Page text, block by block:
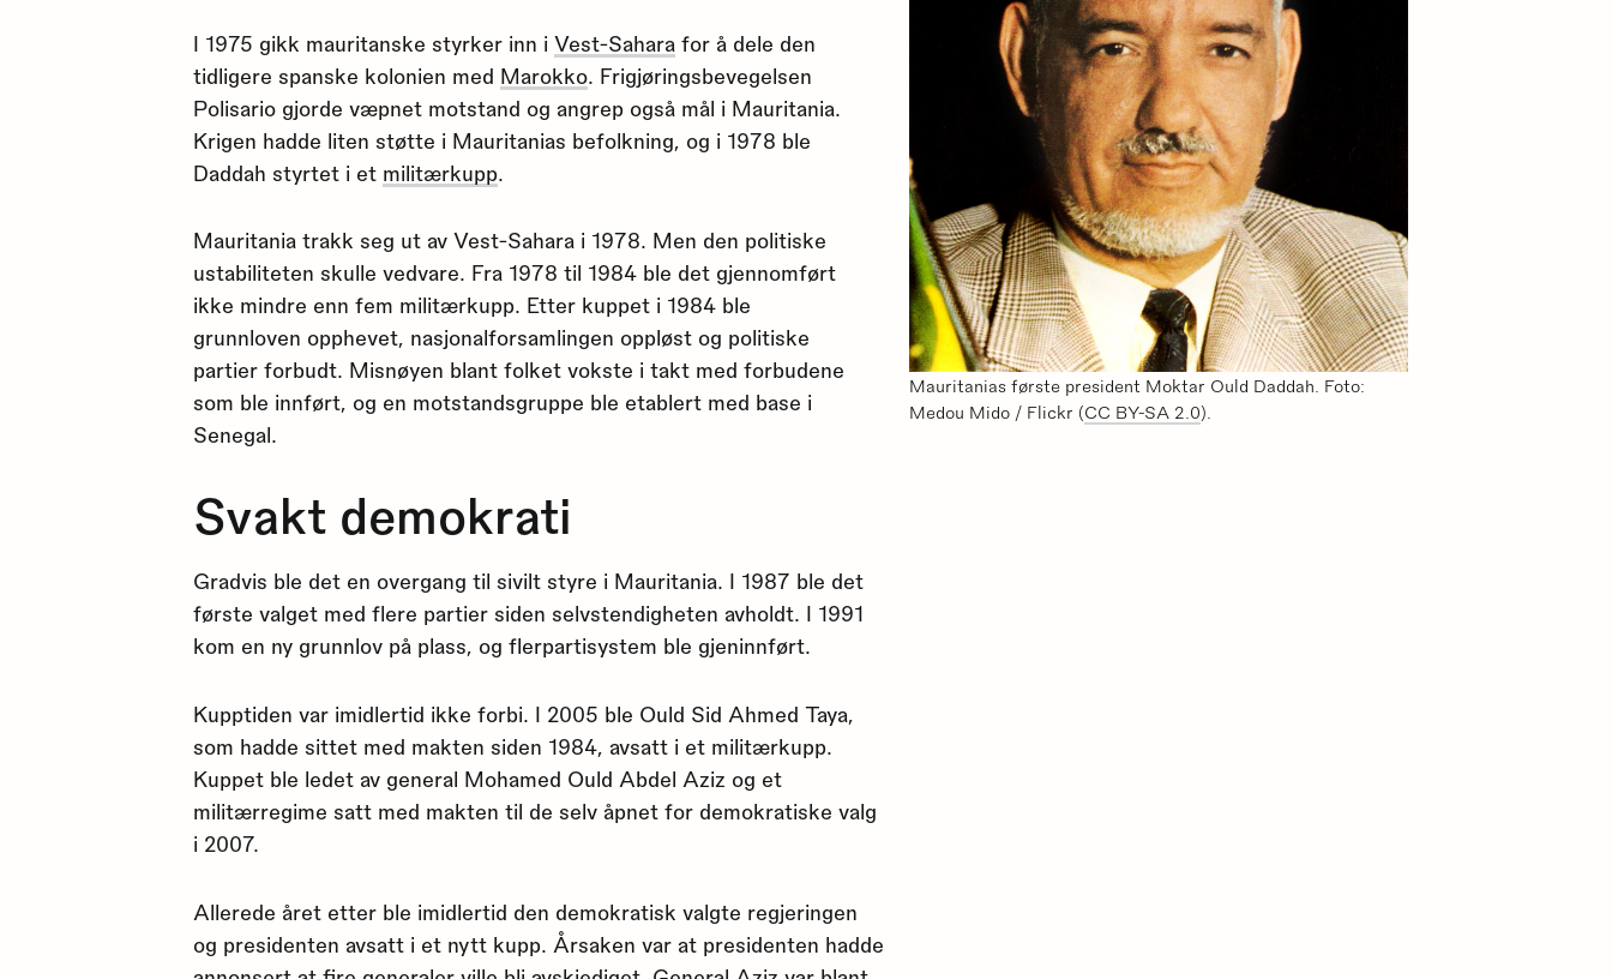
Mauritanias første president Moktar Ould Daddah. Foto:
Medou Mido / Flickr (CC BY-SA 2.0).
I 1975 gikk mauritanske styrker inn iVest-Sahara for å dele den
tidligere spanske kolonien med Marokko . Frigjøringsbevegelsen
Polisario gjorde væpnet motstand og angrep også mål i Mauritania.
Krigen hadde liten støtte i Mauritanias befolkning, og i 1978 ble
Daddah styrtet i et militærkupp
Mauritania trakk seg ut av Vest-Sahara i 1978. Men den politiske
ustabiliteten skulle vedvare. Fra 1978 til 1984 ble det gjennomført
ikke mindre enn fem militærkupp. Etter kuppet i 1984 ble
grunnloven opphevet, nasjonalforsamlingen oppløst og politiske
partier forbudt. Misnøyen blant folket vokste i takt med forbudene
som ble innført, og en motstandsgruppe ble etablert med base i
Senegal.
Svakt demokrati
Gradvis ble det en overgang til sivilt styre i Mauritania. I 1987 ble det
første valget med flere partier siden selvstendigheten avholdt. I 1991
kom en ny grunnlov på plass, og flerpartisystem ble gjeninnført.
Kupptiden var imidlertid ikke forbi. I 2005 ble Ould Sid Ahmed Taya,
som hadde sittet med makten siden 1984, avsatt i et militærkupp.
Kuppet ble ledet av general Mohamed Ould Abdel Aziz og et
militærregime satt med makten til de selv åpnet for demokratiske valg
i 2007.
Allerede året etter ble imidlertid den demokratisk valgte regjeringen
og presidenten avsatt i et nytt kupp. Årsaken var at presidenten hadde